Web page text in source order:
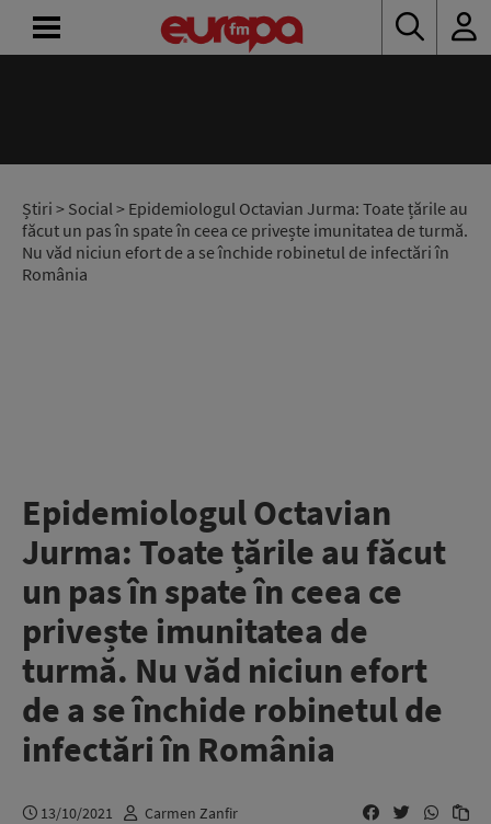
Știri > Social> Epidemiologul Octavian Jurma: Toate țările au
făcut un pas în spate în ceea ce privește imunitatea de turmă.
Nu văd niciun efort de a se închide robinetul de infectări în
România
Epidemiologul Octavian
Jurma: Toate țările au făcut
un pas în spate în ceea ce
privește imunitatea de
turmă. Nu văd niciun efort
de a se închide robinetul de
infectări în România
13/10/2021 Carmen Zanfir
RADIO
CONCURSURI